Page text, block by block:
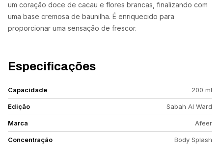
um coração doce de cacau e flores brancas, finalizando com
uma base cremosa de baunilha. É enriquecido para
proporcionar uma sensação de frescor.
Especificações
Capacidade 200 ml
Edição Sabah Al Ward
Marca Afeer
Concentração Body Splash